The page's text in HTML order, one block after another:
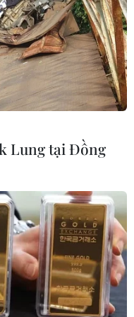
trong
tạo
Lung tại Đồng